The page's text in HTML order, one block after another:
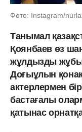
Фото: Instagram/
Танымал
Қоянбаев өз
жұлдызды жұбы
Доғыұлын қонақ
актерлермен
бастағалы
қатынас